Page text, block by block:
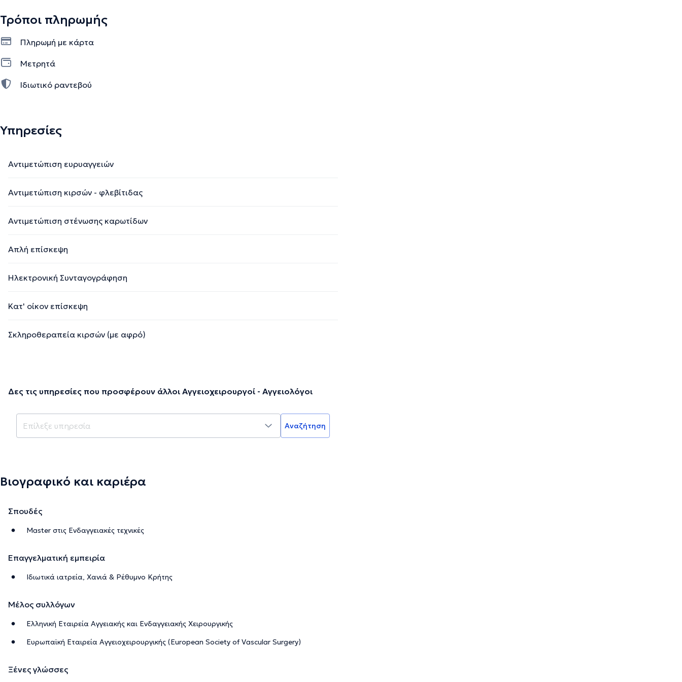
Τρόποι πληρωμής
Πληρωμή με κάρτα
Μετρητά
Ιδιωτικό ραντεβού
Υπηρεσίες
Αντιμετώπιση ευρυαγγειών
Αντιμετώπιση κιρσών - φλεβίτιδας
Αντιμετώπιση στένωσης καρωτίδων
Απλή επίσκεψη
Ηλεκτρονική Συνταγογράφηση
Κατ' οίκον επίσκεψη
Σκληροθεραπεία κιρσών (με αφρό)
Δες τις υπηρεσίες που προσφέρουν άλλοι Αγγειοχειρουργοί - Αγγειολόγοι
Αναζήτηση
Βιογραφικό και καριέρα
Σπουδές
Master στις Ενδαγγειακές τεχνικές
Επαγγελματική εμπειρία
Ιδιωτικά ιατρεία, Χανιά & Ρέθυμνο Κρήτης
Μέλος συλλόγων
Ελληνική Εταιρεία Αγγειακής και Ενδαγγειακής Χειρουργικής
Ευρωπαϊκή Εταιρεία Αγγειοχειρουργικής (European Society of Vascular Surgery)
Ξένες γλώσσες